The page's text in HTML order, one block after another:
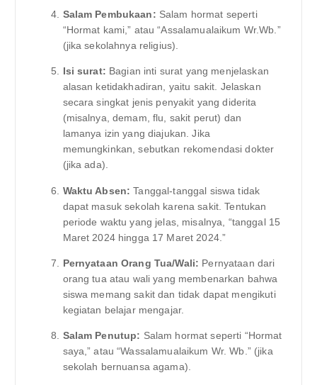
Salam Pembukaan: Salam hormat seperti
“Hormat kami,” atau “Assalamualaikum Wr.Wb.”
(jika sekolahnya religius).
Isi surat: Bagian inti surat yang menjelaskan
alasan ketidakhadiran, yaitu sakit. Jelaskan
secara singkat jenis penyakit yang diderita
(misalnya, demam, flu, sakit perut) dan
lamanya izin yang diajukan. Jika
memungkinkan, sebutkan rekomendasi dokter
(jika ada).
Waktu Absen: Tanggal-tanggal siswa tidak
dapat masuk sekolah karena sakit. Tentukan
periode waktu yang jelas, misalnya, “tanggal 15
Maret 2024 hingga 17 Maret 2024.”
Pernyataan Orang Tua/Wali: Pernyataan dari
orang tua atau wali yang membenarkan bahwa
siswa memang sakit dan tidak dapat mengikuti
kegiatan belajar mengajar.
Salam Penutup: Salam hormat seperti “Hormat
saya,” atau “Wassalamualaikum Wr. Wb.” (jika
sekolah bernuansa agama).